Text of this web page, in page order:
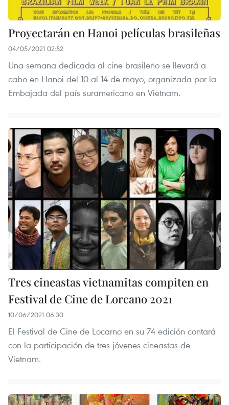
Proyectarán en Hanoi películas brasileñas
04/05/2021 02:52
Una semana dedicada al cine brasileño se llevará a
cabo en Hanoi del 10 al 14 de mayo, organizada por la
Embajada del país suramericano en Vietnam.
Tres cineastas vietnamitas compiten en
Festival de Cine de Lorcano 2021
10/06/2021 06:30
El Festival de Cine de Locarno en su 74 edición contará
con la participación de tres jóvenes cineastas de
Vietnam.